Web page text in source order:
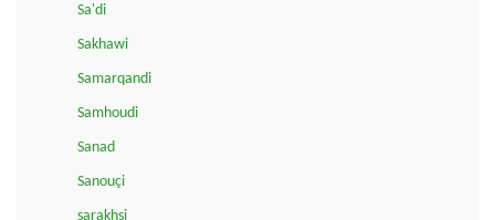
Sa'di
Sakhawi
Samarqandi
Samhoudi
Sanad
Sanouçi
sarakhsi